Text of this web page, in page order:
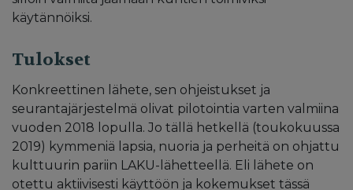
käytännöiksi.
Tulokset
Konkreettinen lähete, sen ohjeistukset ja
seurantajärjestelmä olivat pilotointia varten valmiina
vuoden 2018 lopulla. Jo tällä hetkellä (toukokuussa
2019) kymmeniä lapsia, nuoria ja perheitä on ohjattu
kulttuurin pariin LAKU-lähetteellä. Eli lähete on
otettu aktiivisesti käyttöön ja kokemukset tässä